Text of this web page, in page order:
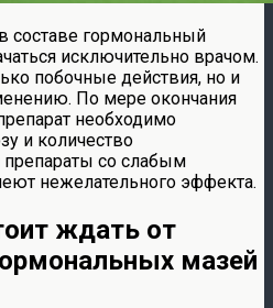
гормональный
исключительно врачом.
побочные действия, но и
По мере окончания
необходимо
и количество
препараты со слабым
нежелательного эффекта.
ждать от
мазей